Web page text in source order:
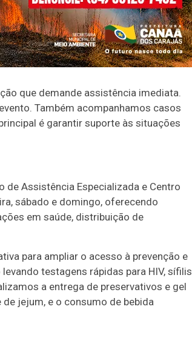
que demande assistência imediata.
Também acompanhamos casos
é garantir suporte às situações
Assistência Especializada e Centro
sábado e domingo, oferecendo
em saúde, distribuição de
para ampliar o acesso à prevenção e
testagens rápidas para HIV, sífilis
a entrega de preservativos e gel
jejum, e o consumo de bebida